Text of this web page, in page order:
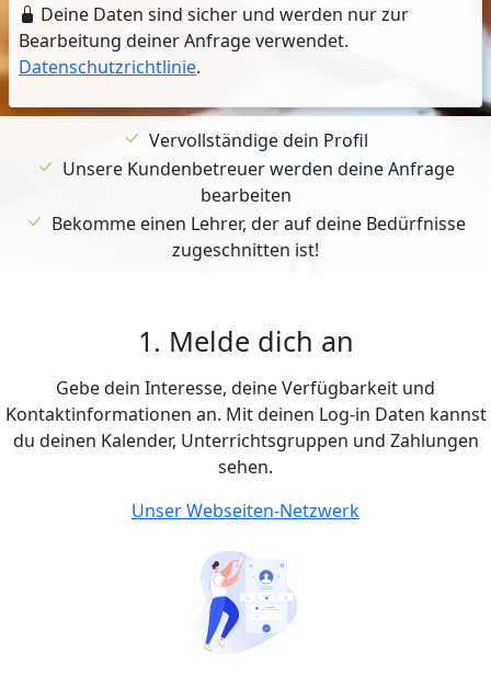
Deine Daten sind sicher und werden nur zur
Bearbeitung deiner Anfrage verwendet.
Datenschutzrichtlinie.
Vervollständige dein Profil
Unsere Kundenbetreuer werden deine Anfrage
bearbeiten
Bekomme einen Lehrer, der auf deine Bedürfnisse
zugeschnitten ist!
1. Melde dich an
Gebe dein Interesse, deine Verfügbarkeit und
Kontaktinformationen an. Mit deinen Log-in Daten kannst
du deinen Kalender, Unterrichtsgruppen und Zahlungen
sehen.
Unser Webseiten-Netzwerk